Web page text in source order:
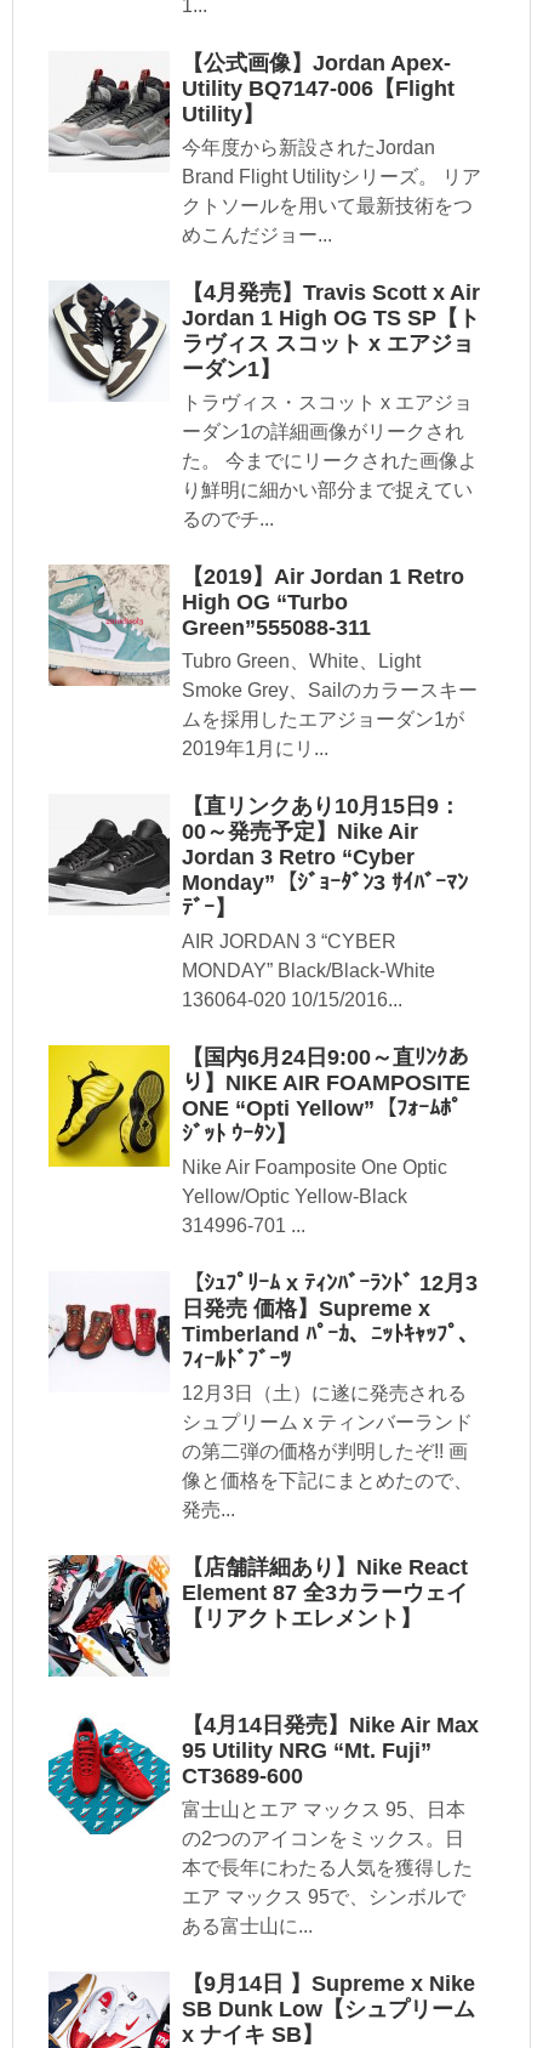
1...
【公式画像】Jordan Apex-
Utility BQ7147-006【Flight
Utility】
今年度から新設されたJordan
Brand Flight Utilityシリーズ。 リア
クトソールを用いて最新技術をつ
めこんだジョー...
【4月発売】Travis Scott x Air
Jordan 1 High OG TS SP【ト
ラヴィス スコット x エアジョ
ーダン1】
トラヴィス・スコット x エアジョ
ーダン1の詳細画像がリークされ
た。 今までにリークされた画像よ
り鮮明に細かい部分まで捉えてい
るのでチ...
【2019】Air Jordan 1 Retro
High OG “Turbo
Green”555088-311
Tubro Green、White、Light
Smoke Grey、Sailのカラースキー
ムを採用したエアジョーダン1が
2019年1月にリ...
【直リンクあり10月15日9：
00～発売予定】Nike Air
Jordan 3 Retro “Cyber
Monday”【ｼﾞｮｰﾀﾞﾝ3 ｻｲﾊﾞｰﾏﾝ
ﾃﾞｰ】
AIR JORDAN 3 “CYBER
MONDAY” Black/Black-White
136064-020 10/15/2016...
【国内6月24日9:00～直ﾘﾝｸあ
り】NIKE AIR FOAMPOSITE
ONE “Opti Yellow”【ﾌｫｰﾑﾎﾟ
ｼﾞｯﾄ ｳｰﾀﾝ】
Nike Air Foamposite One Optic
Yellow/Optic Yellow-Black
314996-701 ...
【ｼｭﾌﾟﾘｰﾑ x ﾃｨﾝﾊﾞｰﾗﾝﾄﾞ 12月3
日発売 価格】Supreme x
Timberland ﾊﾟｰｶ、ﾆｯﾄｷｬｯﾌﾟ、
ﾌｨｰﾙﾄﾞﾌﾞｰﾂ
12月3日（土）に遂に発売される
シュプリーム x ティンバーランド
の第二弾の価格が判明したぞ!! 画
像と価格を下記にまとめたので、
発売...
【店舗詳細あり】Nike React
Element 87 全3カラーウェイ
【リアクトエレメント】
【4月14日発売】Nike Air Max
95 Utility NRG “Mt. Fuji”
CT3689-600
富士山とエア マックス 95、日本
の2つのアイコンをミックス。日
本で長年にわたる人気を獲得した
エア マックス 95で、シンボルで
ある富士山に...
【9月14日 】Supreme x Nike
SB Dunk Low【シュプリーム
x ナイキ SB】